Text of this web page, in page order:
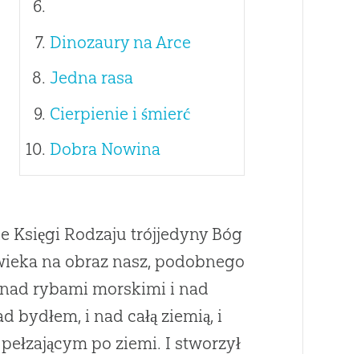
Dinozaury na Arce
Jedna rasa
Cierpienie i śmierć
Dobra Nowina
Księgi Rodzaju trójjedyny Bóg
na obraz nasz, podobnego
rybami morskimi i nad
bydłem, i nad całą ziemią, i
po ziemi. I stworzył